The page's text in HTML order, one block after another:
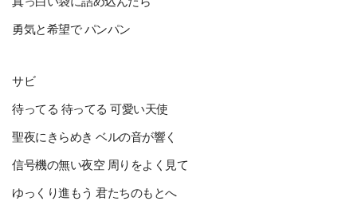
勇気と希望で パンパン
サビ
待ってる 待ってる 可愛い天使
聖夜にきらめき ベルの音が響く
信号機の無い夜空 周りをよく見て
ゆっくり進もう 君たちのもとへ